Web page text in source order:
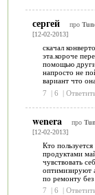
сергей про
[12-02-2013]
скачал
эта.короче
помощью
напросто не
вариант что
7
| 6 |
wenera про
[12-02-2013]
Кто
продуктами
чувствовать
оптимизируют
по ремонту без
7
| 6 |